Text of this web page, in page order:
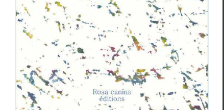
Critiques Élisa Coste Emma Filao Teo Libardo